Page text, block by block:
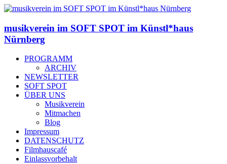
musikverein im SOFT SPOT im Künstl*haus
Nürnberg
PROGRAMM
ARCHIV
NEWSLETTER
SOFT SPOT
ÜBER UNS
Musikverein
Mitmachen
Blog
Impressum
DATENSCHUTZ
Filmhauscafé
Einlassvorbehalt